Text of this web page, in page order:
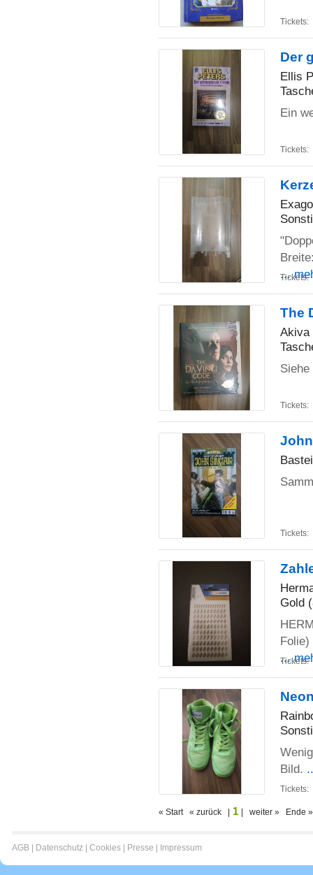
Tickets:
Der
Ellis
Ein
Tickets:
...
Tickets:
The
Akiva
Siehe
Tickets:
Bastei
Tickets:
Gold
...
Tickets:
Bild.
Tickets:
« Start « zurück | 1 | weiter » Ende »
AGB Datenschutz Cookies Presse Impressum